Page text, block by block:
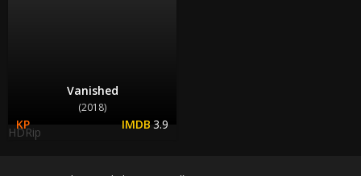
Vanished
(2018)
3.9
HDRip